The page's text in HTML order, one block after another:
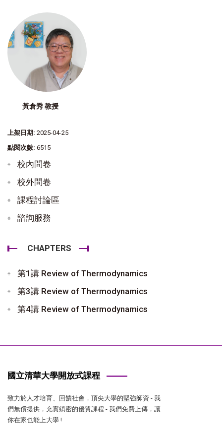
黃倉秀 教授
上架日期: 2025-04-25
點閱次數: 6515
校內問卷
校外問卷
課程討論區
諮詢服務
CHAPTERS
第1講 Review of Thermodynamics
第3講 Review of Thermodynamics
第4講 Review of Thermodynamics
國立清華大學開放式課程
致力於人才培育、回饋社會，頂尖大學的堅強師資 - 我
們無償提供，充實縝密的優質課程 - 我們免費上傳，讓
你在家也能上大學 !